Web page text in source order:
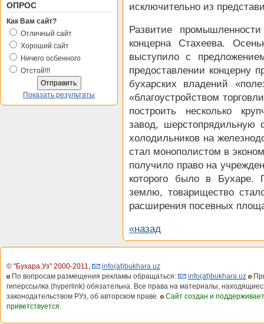
ОПРОС
Как Вам сайт?
Отличный сайт
Хороший сайт
Ничего осбенного
Отстой!!!
Показать результаты
исключительно из
Развитие
концерна Стахеева.
выступило с
предоставлении концерну
бухарских владений
«благоустройством
построить несколько
завод, шерстопрядильную
холодильников на
стал монополистом в
получило право на
которого было в Бухаре.
землю, товарищество
расширения посевных
«назад
© "Бухара.Уз" 2000-2011,
info(at)bukhara.uz
По вопросам размещения рекламы обращаться:
info(at)bukhara.uz
гиперссылка (hyperlink) обязательна. Все права на материалы,
законодательством РУз, об авторском праве.
Сайт создан и
приветствуется.